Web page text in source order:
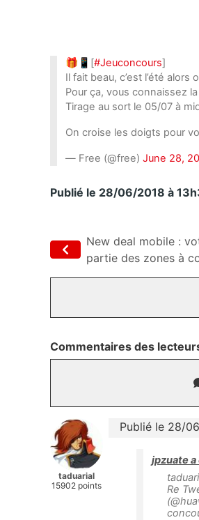
🎁📱[#Jeuconcours]
Il fait beau, c’est l’été alors
Pour ça, vous connaissez
Tirage au sort le 05/07 à
On croise les doigts pour
— Free (@free) June 28,
Publié le 28/06/2018 à
New deal mobile :
partie des zones à
Commentaires des
taduarial
15902 points
Publié le 28/
jpzuate
Re